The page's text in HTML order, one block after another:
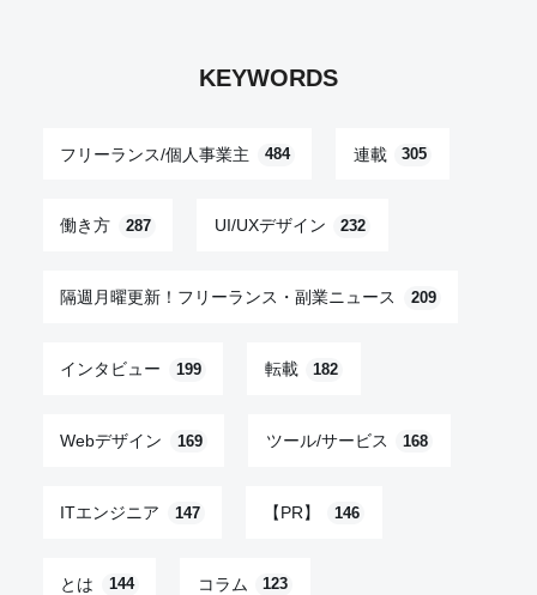
KEYWORDS
フリーランス/個人事業主 484 連載 305
働き方 287 UI/UXデザイン 232
隔週月曜更新！フリーランス・副業ニュース 209
インタビュー 199 転載 182
Webデザイン 169 ツール/サービス 168
ITエンジニア 147 【PR】 146
とは 144 コラム 123